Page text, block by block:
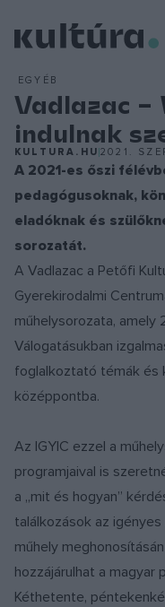
EGYÉB
Vadlazac –
indulnak
KULTURA.HU 2021.
A 2021-es őszi
pedagógusoknak,
eladóknak és
sorozatát.
A Vadlazac a Petőfi
Gyerekirodalmi
műhelysorozata, amely
Válogatásukban
foglalkoztató témák és
középpontba.
Az IGYIC ezzel a
programjaival is
a „mit és hogyan”
találkozások az
műhely
hozzájárulhat a magyar
Kéthetente,